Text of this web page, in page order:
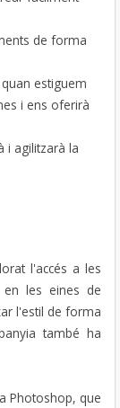
de forma
estiguem
i ens oferirà
i agilitzarà la
l'accés a les
les eines de
l'estil de forma
també ha
Photoshop, que